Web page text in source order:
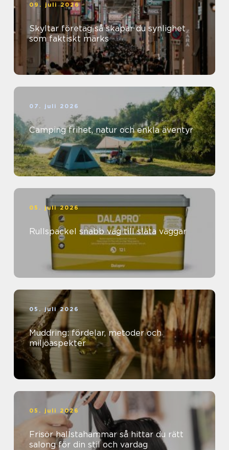
09. juli 2026
Skyltar företag så skapar du synlighet
som faktiskt märks
07. juli 2026
Camping frihet, natur och enkla äventyr
05. juli 2026
Rullspackel snabb väg till släta väggar
05. juli 2026
Muddring: fördelar, metoder och
miljöaspekter
05. juli 2026
Frisör hallstahammar så hittar du rätt
salong för din stil och vardag